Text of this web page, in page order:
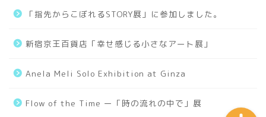
「指先からこぼれるSTORY展」に参加しました。
新宿京王百貨店「幸せ感じる小さなアート展」
Anela Meli Solo Exhibition at Ginza
Flow of the Time ー「時の流れの中で」展
Collages